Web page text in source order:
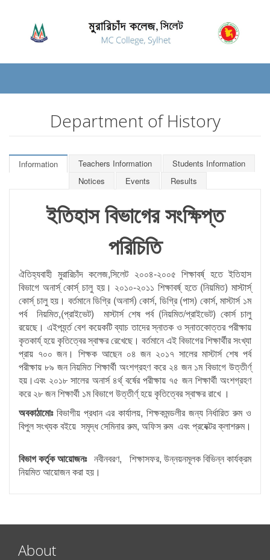
Department of History
Information Teachers Information
Students Information
Notices
Events Results
ইতিহাস বিভাগের সংক্ষিপ্ত
পরিচিতি
ঐতিহ্যবাহী মুরারিচাঁদ কলেজ,সিলেট ২০০৪-২০০৫ শিক্ষাবর্ষ্ হতে ইতিহাস
বিভাগে অনার্স্ কোর্স্ চালু হয়। ২০১০-২০১১ শিক্ষাবর্ষ্ হতে (নিয়মিত) মাস্টার্স্
কোর্স্ চালু হয়। বর্তমানে ডিগ্রি (অনার্স) কোর্স, ডিগ্রি (পাস) কোর্স, মাস্টার্স ১ম
পর্ব নিয়মিত,(প্রাইভেট) মাস্টার্স শেষ পর্ব (নিয়মিত/প্রাইভেট) কোর্স চালু
রয়েছে। এইপর্য্ন্ত বেশ কয়েকটি ব্যাচ তাদের স্নাতক ও স্নাতকোত্তর পরীক্ষায়
কৃতকার্য্ হয়ে কৃতিত্বের স্বাক্ষর রেখেছে। বর্তমানে এই বিভাগের শিক্ষার্থীর সংখ্যা
প্রায় ৭০০ জন। শিক্ষক আছেন ০৪ জন ২০১৭ সালের মাস্টার্স শেষ পর্ব
পরীক্ষায় ৮৯ জন নিয়মিত শিক্ষার্থী অংশগ্রহণ করে ২৪ জন ১ম বিভাগে উত্তীর্ণ্
হয়।এবং ২০১৮ সালের অনার্স ৪র্থ্ বর্ষের পরীক্ষায় ৭৫ জন শিক্ষার্থী অংশগ্রহণ
করে ২৮ জন শিক্ষার্থী ১ম বিভাগে উত্তীর্ণ্ হয়ে কৃতিত্বের স্বাক্ষর রাখে ।
অবকাঠামোঃবিভাগীয় প্রধান এর কার্যালয়, শিক্ষকমন্ডলীর জন্য নির্ধারিত রুম ও
বিপুল সংখ্যক বইয়ে সমৃদ্ধ সেমিনার রুম, অফিস রুম এবং প্রযেক্টর ক্লাশরুম।
বিভাগ কর্তৃক আয়োজনঃনবীনবরণ, শিক্ষাসফর, উন্নয়নমূলক বিভিন্ন কার্যক্রম
নিয়মিত আয়োজন করা হয়।
About